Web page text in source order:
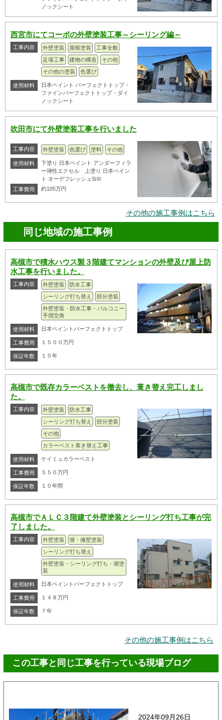
ノックシート
西宮市にてコーポの外壁塗装工事～シーリング編～
工事内容 外壁塗装 屋根塗装
工事全般
足場工事
建物の構造
その他
その他の塗装
色選び
使用材料
日本ペイント パーフェクトトップ・
ファインパーフェクトトップ・ダイ
ノックシート
吹田市にて外壁塗装工事を行いました
工事内容 外壁塗装 色選び 塗料 その他
使用材料
下塗り 日本ペイント アンダーフィラ
ー弾性エクセル 上塗り 日本ペイン
ト オーデフレッシュSiⅢ
工事費用
約105万円
その他の施工事例はこちら
同じ地域の施工事例
高槻市で積水ハウス製３階建てマンションの外壁及び屋上防
水工事を行いました。
工事内容 外壁塗装
防水工事
シーリング打ち替え
部分塗装
外壁塗装・防水工事・バルコニー
手摺交換
使用材料 日本ペイントパーフェクトトップ
工事費用 １５００万円
保証年数 １０年
高槻市で既存カラーベストを撤去し、葺き替え完工しまし
た。
工事内容 外壁塗装
防水工事
シーリング打ち替え
部分塗装
その他
カラーベスト葺き替え工事
使用材料 ケイミュカラーベスト
工事費用 ５５０万円
保証年数 １０年間
高槻市でＡＬＣ３階建て外壁塗装とシーリング打ち工事が完
了しました。
工事内容 外壁塗装
塀・擁壁塗装
シーリング打ち替え
外壁塗装・シーリング打ち・塀塗
装
使用材料 日本ペイントパーフェクトトップ
工事費用 １４８万円
保証年数 ７年
その他の施工事例はこちら
この工事と同じ工事を行っている現場ブログ
2024年09月26日